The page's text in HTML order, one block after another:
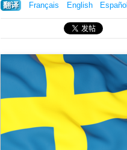
翻译 Français English Español